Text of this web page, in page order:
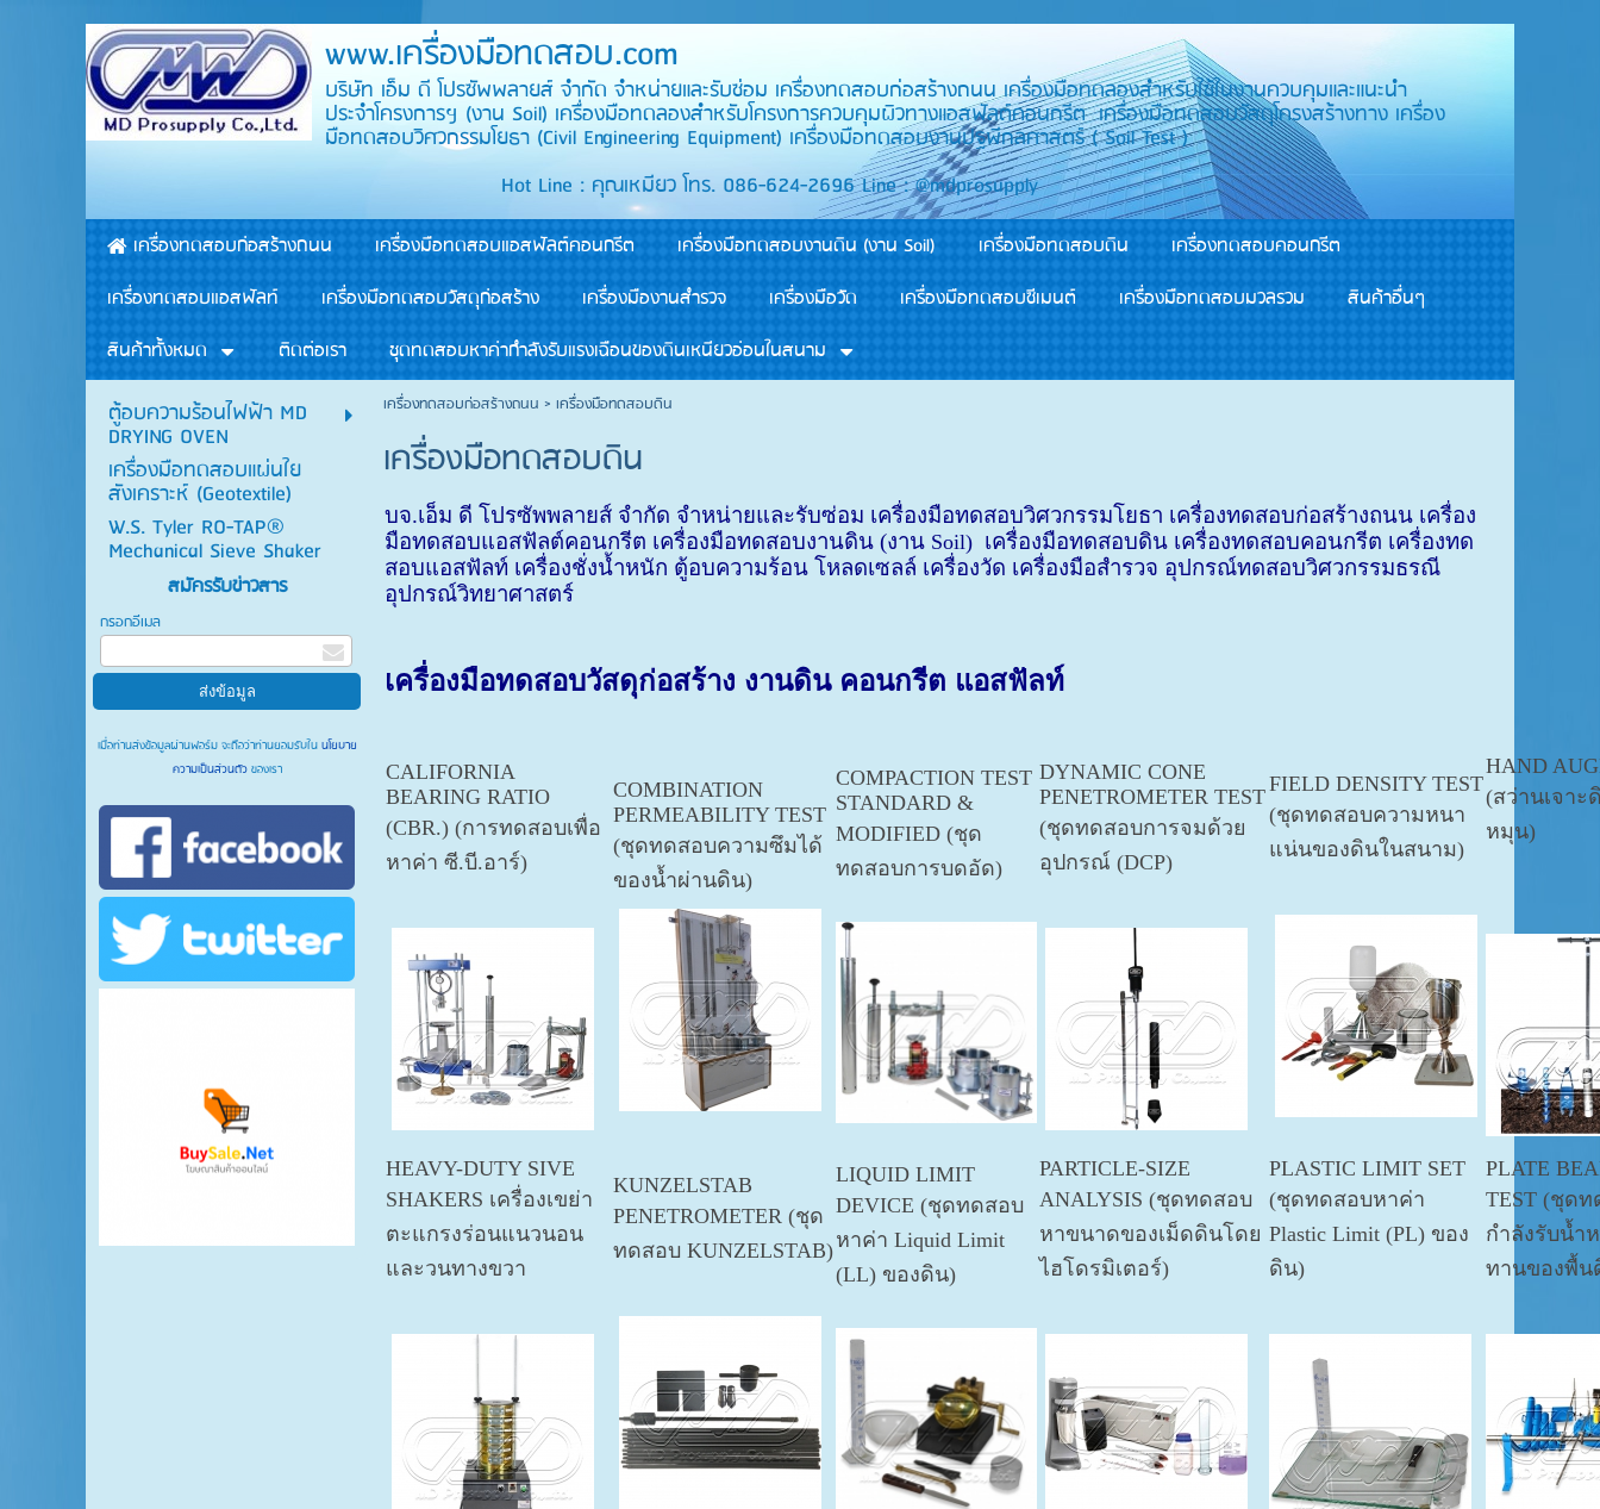
www.เครื่องมือทดสอบ.com
บริษัท เอ็ม ดี โปรซัพพลายส์ จำกัด จำหน่ายและรับซ่อม เครื่องทดสอบก่อสร้างถนน เครื่องมือทดลองสำหรับใช้ในงานควบคุมและแนะนำ
ประจำโครงการฯ (งาน Soil) เครื่องมือทดลองสำหรับโครงการควบคุมผิวทางแอสฟัลต์คอนกรีต เครื่องมือทดสอบวัสดุโครงสร้างทาง เครื่อง
มือทดสอบวิศวกรรมโยธา (Civil Engineering Equipment) เครื่องมือทดสอบงานปฐพีกลศาสตร์ ( Soil Test )
Hot Line : คุณเหมียว โทร. 086-624-2696 Line : @mdprosupply
เครื่องทดสอบก่อสร้างถนน เครื่องมือทดสอบแอสฟัลต์คอนกรีต เครื่องมือทดสอบงานดิน (งาน Soil) เครื่องมือทดสอบดิน
เครื่องทดสอบคอนกรีต
เครื่องทดสอบแอสฟัลท์
เครื่องมือทดสอบวัสดุก่อสร้าง เครื่องมืองานสำรวจ เครื่องมือวัด เครื่องมือทดสอบซีเมนต์ เครื่องมือทดสอบมวลรวม
สินค้าอื่นๆ
สินค้าทั้งหมด
ติดต่อเรา ชุดทดสอบหาค่ากำลังรับแรงเฉือนของดินเหนียวอ่อนในสนาม
ตู้อบความร้อนไฟฟ้า MD
DRYING OVEN
เครื่องมือทดสอบแผ่นใย
สังเคราะห์ (Geotextile)
W.S. Tyler RO-TAP®
Mechanical Sieve Shaker
สมัครรับข่าวสาร
กรอกอีเมล
เมื่อท่านส่งข้อมูลผ่านฟอร์ม จะถือว่าท่านยอมรับในนโยบาย
ความเป็นส่วนตัวของเรา
เครื่องทดสอบก่อสร้างถนน > เครื่องมือทดสอบดิน
เครื่องมือทดสอบดิน
บจ.เอ็ม ดี โปรซัพพลายส์ จำกัด จำหน่ายและรับซ่อม เครื่องมือทดสอบวิศวกรรมโยธา เครื่องทดสอบก่อสร้างถนน เครื่อง
มือทดสอบแอสฟัลต์คอนกรีต เครื่องมือทดสอบงานดิน (งาน Soil) เครื่องมือทดสอบดิน เครื่องทดสอบคอนกรีต เครื่องทด
สอบแอสฟัลท์ เครื่องชั่งน้ำหนัก ตู้อบความร้อน โหลดเซลล์ เครื่องวัด เครื่องมือสำรวจ อุปกรณ์ทดสอบวิศวกรรมธรณี
อุปกรณ์วิทยาศาสตร์
เครื่องมือทดสอบวัสดุก่อสร้าง งานดิน คอนกรีต แอสฟัลท์
CALIFORNIA
BEARING RATIO
(CBR.) (การทดสอบเพื่อ
หาค่า ซี.บี.อาร์)
COMBINATION
PERMEABILITY TEST
(ชุดทดสอบความซึมได้
ของน้ำผ่านดิน)
COMPACTION TEST
STANDARD &
MODIFIED (ชุด
ทดสอบการบดอัด)
DYNAMIC CONE
PENETROMETER TEST
(ชุดทดสอบการจมด้วย
อุปกรณ์ (DCP)
FIELD DENSITY TEST
(ชุดทดสอบความหนา
แน่นของดินในสนาม)
HAND
(สว่านเจา
หมุน)
HEAVY-DUTY SIVE
SHAKERS เครื่องเขย่า
ตะแกรงร่อนแนวนอน
และวนทางขวา
KUNZELSTAB
PENETROMETER (ชุด
ทดสอบ KUNZELSTAB)
LIQUID LIMIT
DEVICE (ชุดทดสอบ
หาค่า Liquid Limit
(LL) ของดิน)
PARTICLE-SIZE
ANALYSIS (ชุดทดสอบ
หาขนาดของเม็ดดินโดย
ไฮโดรมิเตอร์)
PLASTIC LIMIT SET
(ชุดทดสอบหาค่า
Plastic Limit (PL) ของ
ดิน)
PLATE
TEST (ชุด
กำลังรับน้ำ
ทานของพื้น